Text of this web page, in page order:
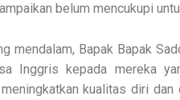
belum mencukupi
mendalam, Bapak Bapak
Inggris kepada mereka
kualitas diri dan